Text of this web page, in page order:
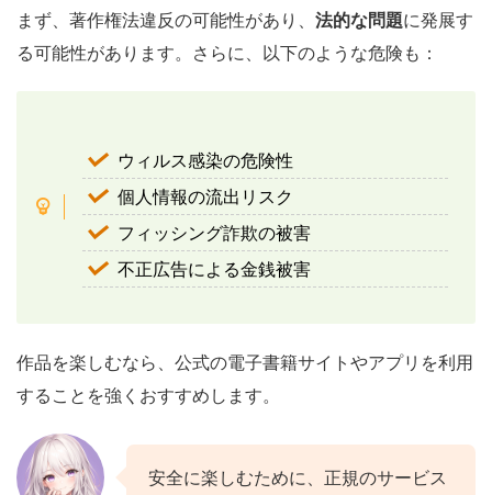
まず、著作権法違反の可能性があり、 法的な問題に発展す
る可能性があります。さらに、以下のような危険も：
ウィルス感染の危険性
個人情報の流出リスク
フィッシング詐欺の被害
不正広告による金銭被害
作品を楽しむなら、公式の電子書籍サイトやアプリを利用
することを強くおすすめします。
安全に楽しむために、正規のサービス